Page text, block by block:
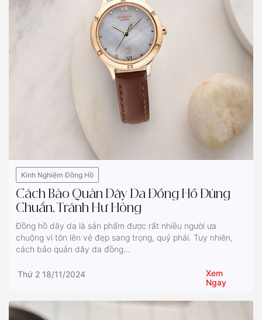
Kinh Nghiệm Đồng Hồ
Cách Bảo Quản Dây Da Đồng Hồ Đúng
Chuẩn, Tránh Hư Hỏng
Đồng hồ dây da là sản phẩm được rất nhiều người ưa
chuộng vì tôn lên vẻ đẹp sang trọng, quý phái. Tuy nhiên,
cách bảo quản dây da đồng...
Thứ 2 18/11/2024
Xem
Ngay